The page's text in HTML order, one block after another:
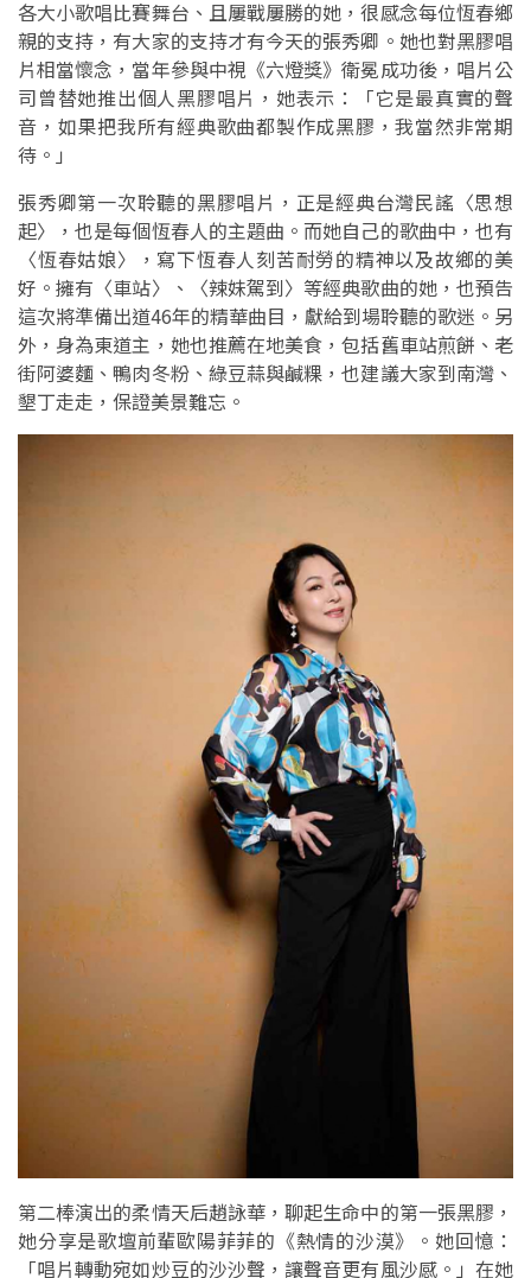
各大小歌唱比賽舞台、且屢戰屢勝的她，很感念每位恆春鄉
親的支持，有大家的支持才有今天的張秀卿。她也對黑膠唱
片相當懷念，當年參與中視《六燈獎》衛冕成功後，唱片公
司曾替她推出個人黑膠唱片，她表示：「它是最真實的聲
音，如果把我所有經典歌曲都製作成黑膠，我當然非常期
待。」
張秀卿第一次聆聽的黑膠唱片，正是經典台灣民謠〈思想
起〉，也是每個恆春人的主題曲。而她自己的歌曲中，也有
〈恆春姑娘〉，寫下恆春人刻苦耐勞的精神以及故鄉的美
好。擁有〈車站〉、〈辣妹駕到〉等經典歌曲的她，也預告
這次將準備出道46年的精華曲目，獻給到場聆聽的歌迷。另
外，身為東道主，她也推薦在地美食，包括舊車站煎餅、老
街阿婆麵、鴨肉冬粉、綠豆蒜與鹹粿，也建議大家到南灣、
墾丁走走，保證美景難忘。
第二棒演出的柔情天后趙詠華，聊起生命中的第一張黑膠，
她分享是歌壇前輩歐陽菲菲的《熱情的沙漠》。她回憶：
「唱片轉動宛如炒豆的沙沙聲，讓聲音更有風沙感。」在她